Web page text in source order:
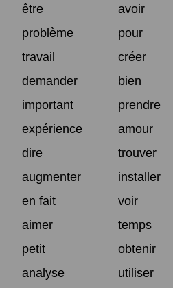
être
avoir
problème
pour
travail
créer
demander
bien
important
prendre
expérience
amour
dire
trouver
augmenter
installer
en fait
voir
aimer
temps
petit
obtenir
analyse
utiliser